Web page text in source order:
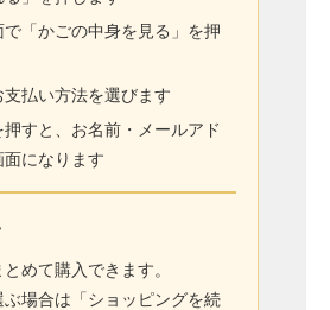
「かごの中身を見る」を押
払い方法を選びます
押すと、お名前・メールアド
面になります
めて購入できます。
場合は「ショッピングを続